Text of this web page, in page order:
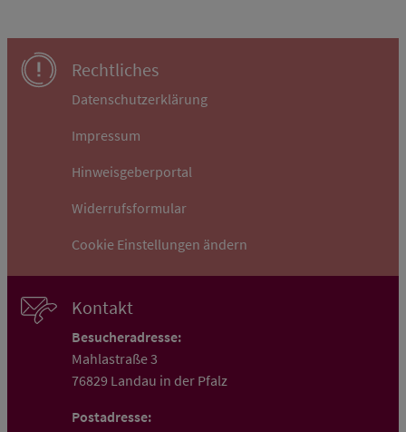
Rechtliches
Datenschutzerklärung
Impressum
Hinweisgeberportal
Widerrufsformular
Cookie Einstellungen ändern
Kontakt
Besucheradresse:
Mahlastraße 3
76829 Landau in der Pfalz
Postadresse: